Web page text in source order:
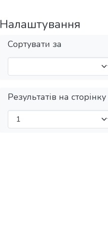
Налаштування
Сортувати за
Результатів на сторінку